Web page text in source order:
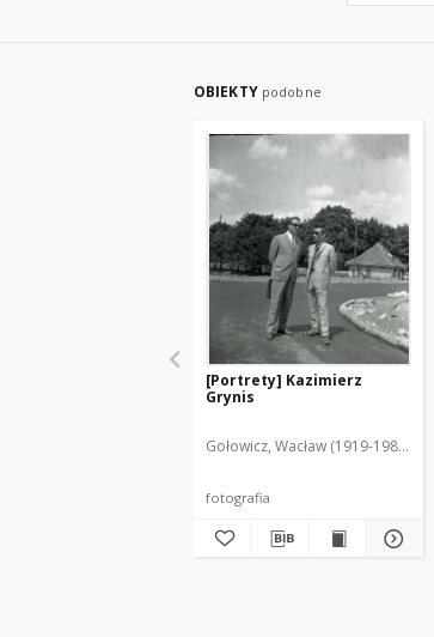
OBIEKTY podobne
[Portrety] Kazimierz
Grynis
Gołowicz, Wacław (1919-1983). Fot.
fotografia